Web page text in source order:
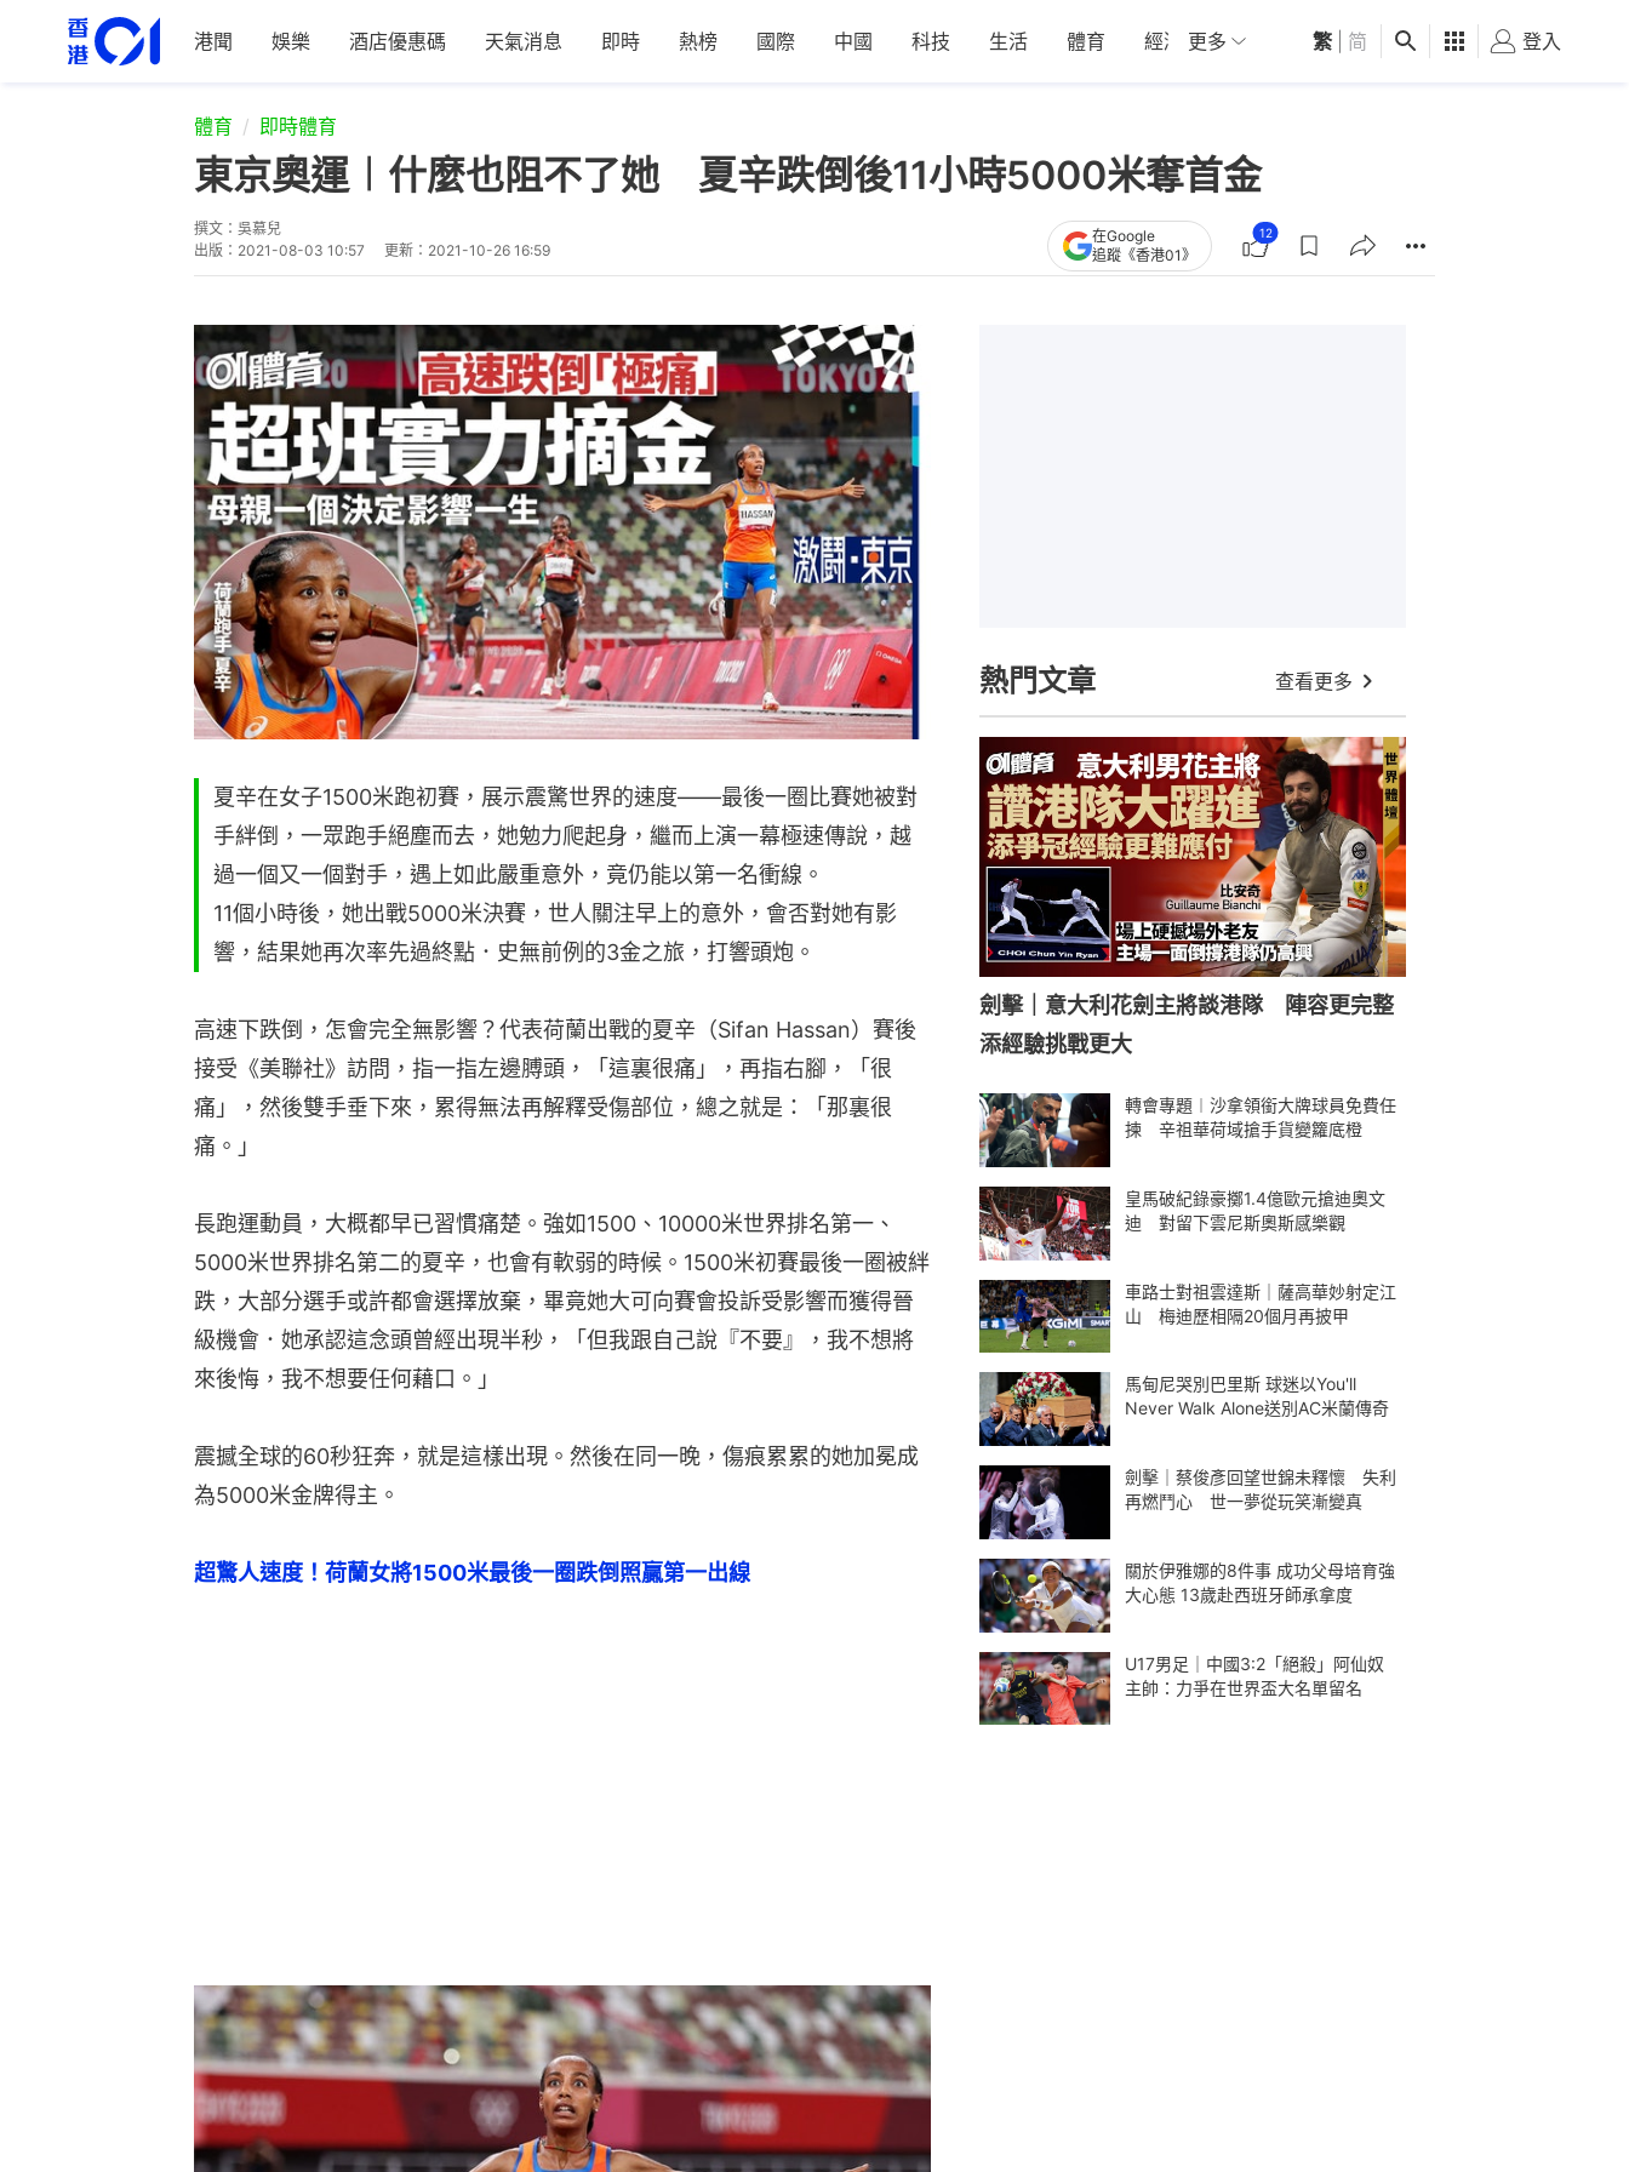
港聞 娛樂 酒店優惠碼 天氣消息 即時 熱榜 國際 中國 科技 生活 體育 經濟 01深圳 觀點 健康 好食玩飛
更多 繁 简 登入
體育 即時體育
東京奧運︱什麼也阻不了她 夏辛跌倒後11小時5000米奪首金
撰文： 吳慕兒
出版： 2021-08-03 10:57 更新： 2021-10-26 16:59
在Google
追蹤《香港01》
12
夏辛在女子1500米跑初賽，展示震驚世界的速度——最後一圈比賽她被對
手絆倒，一眾跑手絕塵而去，她勉力爬起身，繼而上演一幕極速傳說，越
過一個又一個對手，遇上如此嚴重意外，竟仍能以第一名衝線。
11個小時後，她出戰5000米決賽，世人關注早上的意外，會否對她有影
響，結果她再次率先過終點．史無前例的3金之旅，打響頭炮。
高速下跌倒，怎會完全無影響？代表荷蘭出戰的夏辛（Sifan Hassan）賽後
接受《美聯社》訪問，指一指左邊膊頭，「這裏很痛」，再指右腳，「很
痛」，然後雙手垂下來，累得無法再解釋受傷部位，總之就是：「那裏很
痛。」
長跑運動員，大概都早已習慣痛楚。強如1500、10000米世界排名第一、
5000米世界排名第二的夏辛，也會有軟弱的時候。1500米初賽最後一圈被絆
跌，大部分選手或許都會選擇放棄，畢竟她大可向賽會投訴受影響而獲得晉
級機會．她承認這念頭曾經出現半秒，「但我跟自己說『不要』，我不想將
來後悔，我不想要任何藉口。」
震撼全球的60秒狂奔，就是這樣出現。然後在同一晚，傷痕累累的她加冕成
為5000米金牌得主。
超驚人速度！荷蘭女將1500米最後一圈跌倒照贏第一出線
熱門文章 查看更多
劍擊｜意大利花劍主將談港隊 陣容更完整
添經驗挑戰更大
轉會專題︱沙拿領銜大牌球員免費任
揀 辛祖華荷域搶手貨變籮底橙
皇馬破紀錄豪擲1.4億歐元搶迪奧文
迪 對留下雲尼斯奧斯感樂觀
車路士對祖雲達斯｜薩高華妙射定江
山 梅迪歷相隔20個月再披甲
馬甸尼哭別巴里斯 球迷以You'll
Never Walk Alone送別AC米蘭傳奇
劍擊｜蔡俊彥回望世錦未釋懷 失利
再燃鬥心 世一夢從玩笑漸變真
關於伊雅娜的8件事 成功父母培育強
大心態 13歲赴西班牙師承拿度
U17男足｜中國3:2「絕殺」阿仙奴
主帥：力爭在世界盃大名單留名